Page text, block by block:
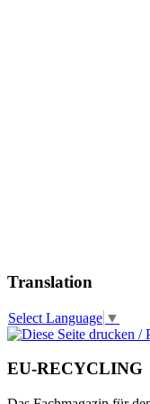
Translation
Select Language ▼
EU-RECYCLING